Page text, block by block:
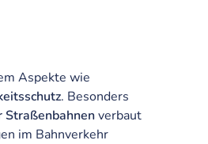
Aspekte wie
. Besonders
Straßenbahnenverbaut
im Bahnverkehr